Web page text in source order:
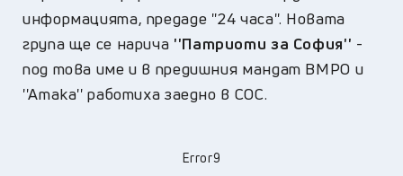
информацията, предаде ''24 часа''. Новата
група ще се нарича ''Патриоти за София'' -
под това име и в предишния мандат ВМРО и
''Атака'' работиха заедно в СОС.
Error9